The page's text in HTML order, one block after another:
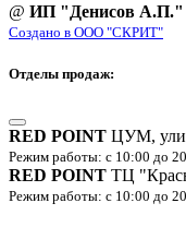
@ ИП "Денисов А.П."
Создано в ООО "СКРИТ"
Отделы продаж:
RED POINT ЦУМ,
Режим работы: с 10:00 до
RED POINT ТЦ
Режим работы: с 10:00 до